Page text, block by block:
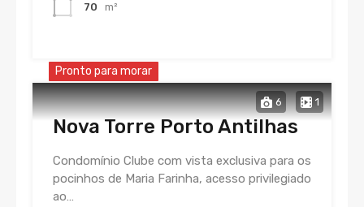
70 m²
6 1
Pronto para morar
Nova Torre Porto Antilhas
Condomínio Clube com vista exclusiva para os
pocinhos de Maria Farinha, acesso privilegiado
ao…